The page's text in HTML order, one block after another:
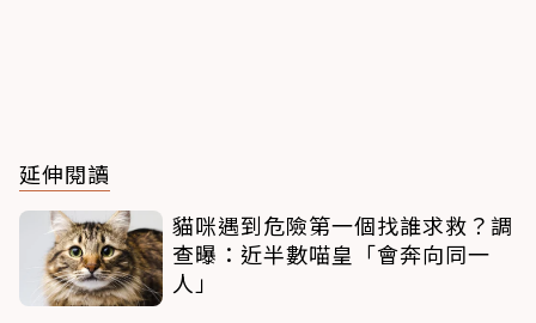
延伸閱讀
貓咪遇到危險第一個找誰求救？調
查曝：近半數喵皇「會奔向同一
人」